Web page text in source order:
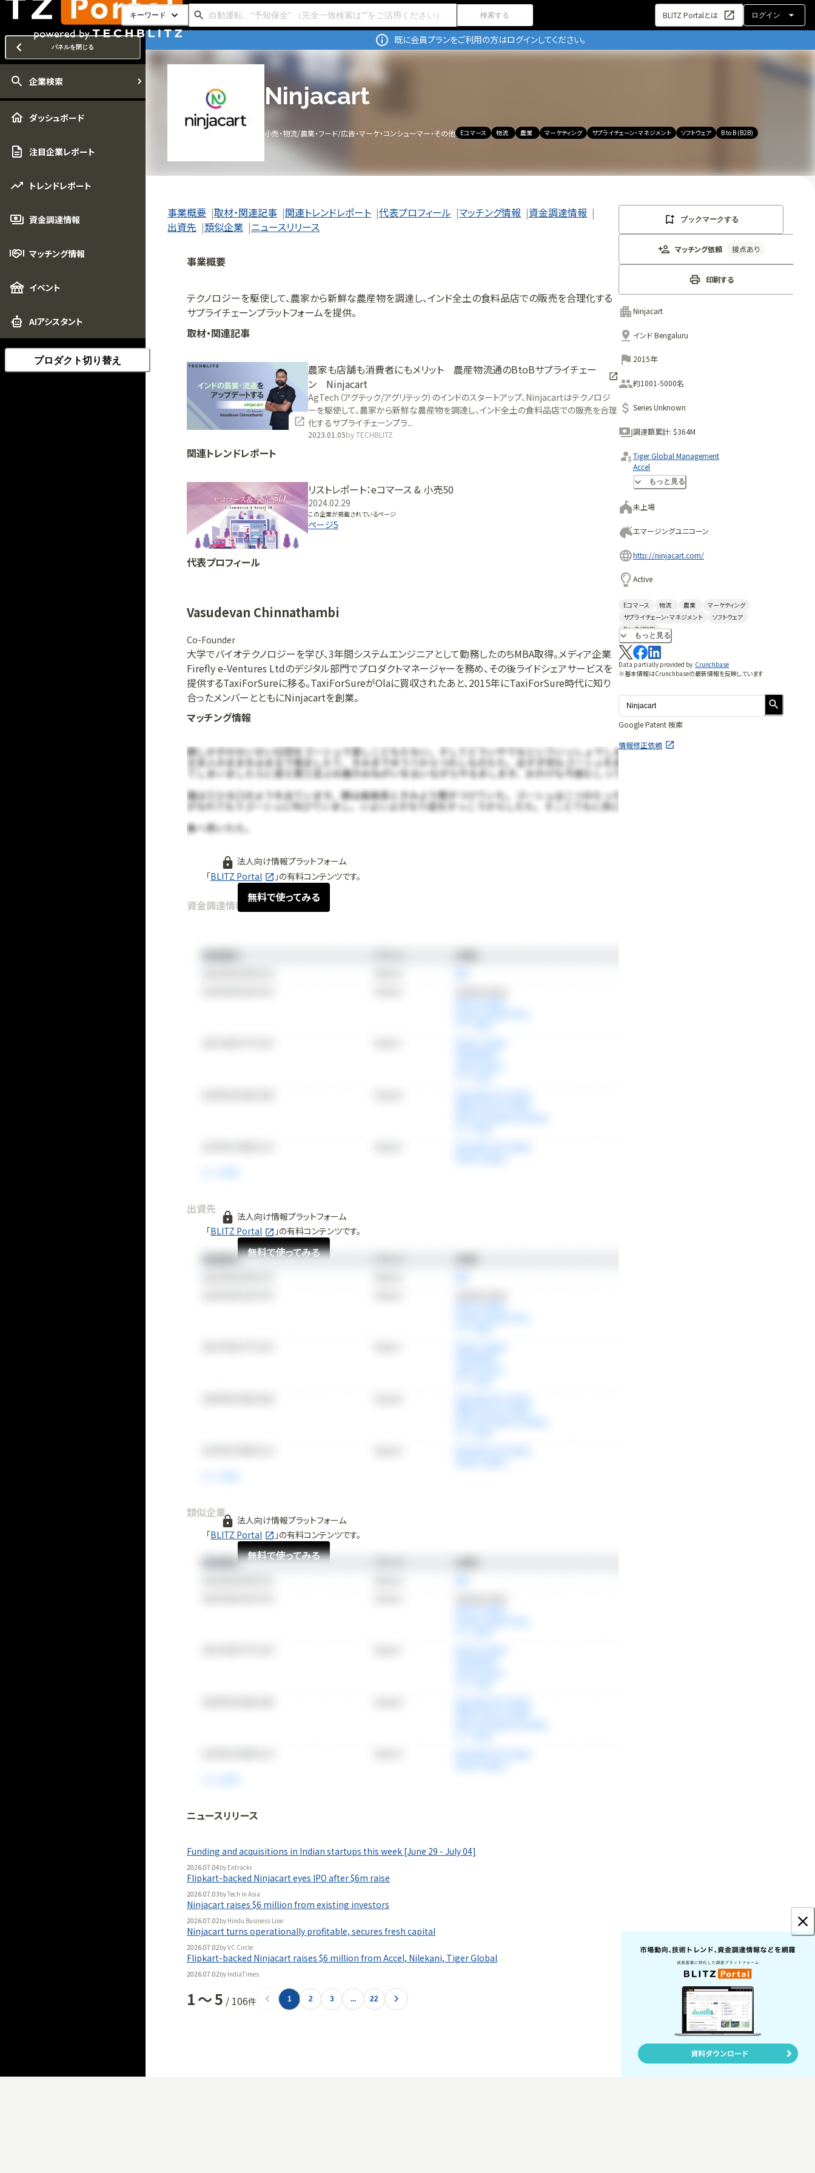
キーワード 検索する BLITZ Portalとは ログイン
パネルを閉じる
企業検索
ダッシュボード
注目企業レポート
トレンドレポート
資金調達情報
マッチング情報
イベント
AIアシスタント
プロダクト切り替え
既に会員プランをご利用の方はログインしてください。
Ninjacart
小売・物流/農業・フード/広告・マーケ・コンシューマー・その他 Eコマース 物流 農業 マーケティング サプライチェーン・マネジメント ソフトウェア B to B (B2B)
事業概要 代表プロフィール
取材・関連記事 マッチング情報
資金調達情報
出資先
類似企業
関連トレンドレポート
ニュースリリース
事業概要
テクノロジーを駆使して、農家から新鮮な農産物を調達し、インド全土の食料品店での販売を合理化する
サプライチェーンプラットフォームを提供。
代表プロフィール
Vasudevan Chinnathambi
Co-Founder
大学でバイオテクノロジーを学び、3年間システムエンジニアとして勤務したのちMBA取得。メディア企業
Firefly e-Ventures Ltdのデジタル部門でプロダクトマネージャーを務め、その後ライドシェアサービスを
提供するTaxiForSureに移る。TaxiForSureがOlaに買収されたあと、2015年にTaxiForSure時代に知り
合ったメンバーとともにNinjacartを創業。
取材・関連記事
農家も店舗も消費者にもメリット 農産物流通のBtoBサプライチェー
ン Ninjacart
AgTech（アグテック/アグリテック）のインドのスタートアップ、Ninjacartはテクノロジ
ーを駆使して、農家から新鮮な農産物を調達し、インド全土の食料品店での販売を合理
化するサプライチェーンプラ...
2023.01.05byTECHBLITZ
マッチング情報
法人向け情報プラットフォーム
「BLITZ Portal 」の有料コンテンツです。
無料で使ってみる
資金調達情報
法人向け情報プラットフォーム
「BLITZ Portal 」の有料コンテンツです。
無料で使ってみる
出資先
法人向け情報プラットフォーム
「BLITZ Portal 」の有料コンテンツです。
無料で使ってみる
類似企業
法人向け情報プラットフォーム
無料で使ってみる
関連トレンドレポート
リストレポート：eコマース & 小売50
2024.02.29
この企業が掲載されているページ
ページ5
ニュースリリース
Funding and acquisitions in Indian startups this week [June 29 - July 04]
2026.07.04by Entrackr
Flipkart-backed Ninjacart eyes IPO after $6m raise
2026.07.03byTech in Asia
Ninjacart raises $6 million from existing investors
2026.07.02by Hindu Business Line
Ninjacart turns operationally profitable, secures fresh capital
2026.07.02byVC Circle
Flipkart-backed Ninjacart raises $6 million from Accel, Nilekani, Tiger Global
2026.07.02by IndiaTimes
1〜5 / 106件 1 2 3 ... 22
ブックマークする
マッチング依頼 接点あり
印刷する
Ninjacart
インド Bengaluru
2015年
約1001-5000名
Series Unknown
調達額累計: $364M
Tiger Global Management
Accel
Nandan Nilekani
もっと見る
未上場
エマージングユニコーン
http://ninjacart.com/
Active
Eコマース 物流 農業
マーケティング
サプライチェーン・マネジメント
ソフトウェア
B to B (B2B)
もっと見る
Data partially provided by Crunchbase
※基本情報はCrunchbaseの最新情報を反映しています
Google Patent 検索
情報修正依頼